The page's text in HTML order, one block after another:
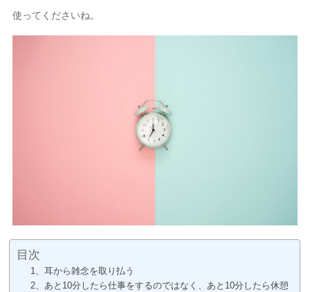
使ってくださいね。
目次
1、耳から雑念を取り払う
2、あと10分したら仕事をするのではなく、あと10分したら休憩